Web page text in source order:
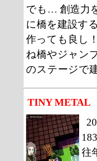
でも… 創造力
に橋を建設す
作っても良し
ね橋やジャン
のステージで
TINY METAL
往